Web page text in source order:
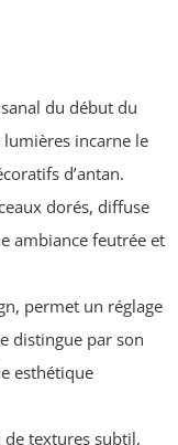
du début du
incarne le
d’antan.
dorés, diffuse
ambiance feutrée et
permet un réglage
distingue par son
esthétique
de textures subtil,